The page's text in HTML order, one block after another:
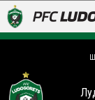
LUDOGORETS TV